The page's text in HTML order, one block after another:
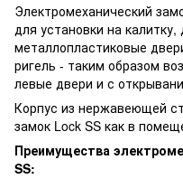
Электромеханический
для установки на
металлопластиковые
ригель - таким образом
левые двери и с
Корпус из нержавеющей
замок Lock SS как в
Преимущества
SS: